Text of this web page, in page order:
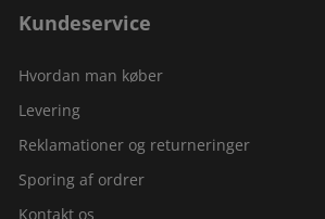
Kundeservice
Hvordan man køber
Levering
Reklamationer og returneringer
Sporing af ordrer
Kontakt os